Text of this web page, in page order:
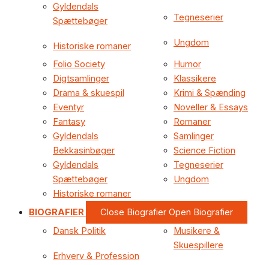
Gyldendals
Spættebøger
Historiske romaner
Tegneserier
Ungdom
Folio Society
Digtsamlinger
Drama & skuespil
Eventyr
Fantasy
Gyldendals
Bekkasinbøger
Gyldendals
Spættebøger
Historiske romaner
Humor
Klassikere
Krimi & Spænding
Noveller & Essays
Romaner
Samlinger
Science Fiction
Tegneserier
Ungdom
BIOGRAFIER Close Biografier Open Biografier
Dansk Politik
Erhverv & Profession
Musikere &
Skuespillere